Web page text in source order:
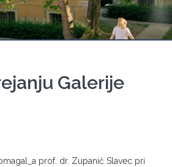
Galerije
prof. dr. Zupanič Slavec pri